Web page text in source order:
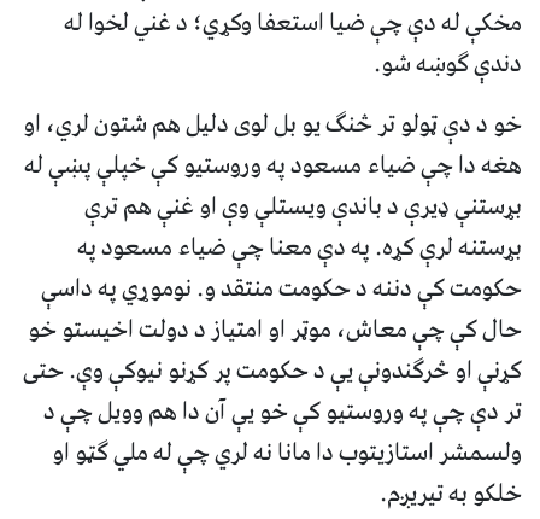
مخکې له دې چې ضيا استعفا وکړي؛ د غني لخوا له
دندې ګوښه شو.
خو د دې ټولو تر څنګ يو بل لوی دليل هم شتون لري، او
هغه دا چې ضياء مسعود په وروستيو کې خپلې پښې له
بړستنې ډيرې د باندې ويستلې وې او غنې هم ترې
بړستنه لرې کړه. په دې معنا چې ضياء مسعود په
حکومت کې دننه د حکومت منتقد و. نوموړي په داسې
حال کې چې معاش، موټر او امتياز د دولت اخيستو خو
کړنې او څرګندونې يې د حکومت پر کړنو نيوکې وې. حتی
تر دې چې په وروستيو کې خو يې آن دا هم وويل چې د
ولسمشر استازیتوب دا مانا نه لري چې له ملي ګټو او
خلکو به تیریږم.